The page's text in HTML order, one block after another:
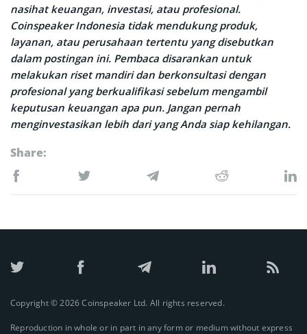
nasihat keuangan, investasi, atau profesional.
Coinspeaker Indonesia tidak mendukung produk,
layanan, atau perusahaan tertentu yang disebutkan
dalam postingan ini. Pembaca disarankan untuk
melakukan riset mandiri dan berkonsultasi dengan
profesional yang berkualifikasi sebelum mengambil
keputusan keuangan apa pun. Jangan pernah
menginvestasikan lebih dari yang Anda siap kehilangan.
Share:
Copyright © 2026 Coinspeaker Ltd. All rights reserved.
Reproduction in whole or in part in any form or medium without express